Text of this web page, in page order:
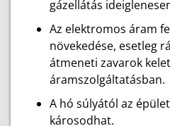
gázellátás
Az elektromos áram
növekedése, esetleg
átmeneti zavarok
áramszolgáltatásban.
A hó súlyától az
károsodhat.